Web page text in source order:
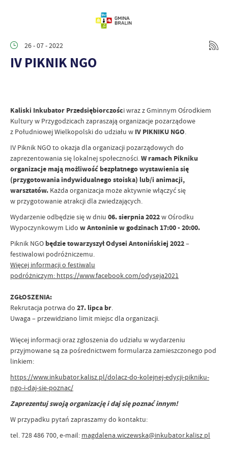
26 - 07 - 2022
IV PIKNIK NGO
Kaliski Inkubator Przedsiębiorczości wraz z Gminnym Ośrodkiem
Kultury w Przygodzicach zapraszają organizacje pozarządowe
z Południowej Wielkopolski do udziału w IV PIKNIKU NGO.
IV Piknik NGO to okazja dla organizacji pozarządowych do
zaprezentowania się lokalnej społeczności.W ramach Pikniku
organizacje mają możliwość bezpłatnego wystawienia się
(przygotowania indywidualnego stoiska) lub/i animacji,
warsztatów. Każda organizacja może aktywnie włączyć się
w przygotowanie atrakcji dla zwiedzających.
Wydarzenie odbędzie się w dniu 06. sierpnia 2022w Ośrodku
Wypoczynkowym Lido w Antoninie w godzinach 17:00 - 20:00.
Piknik NGO będzie towarzyszył Odysei Antonińskiej 2022–
festiwalowi podróżniczemu.
Więcej informacji o festiwalu
podróżniczym: https://www.facebook.com/odyseja2021
ZGŁOSZENIA:
Rekrutacja potrwa do 27. lipca br.
Uwaga – przewidziano limit miejsc dla organizacji.
Więcej informacji oraz zgłoszenia do udziału w wydarzeniu
przyjmowane są za pośrednictwem formularza zamieszczonego pod
linkiem:
https://www.inkubator.kalisz.pl/dolacz-do-kolejnej-edycji-pikniku-
ngo-i-daj-sie-poznac/
Zaprezentuj swoją organizację i daj się poznać innym!
W przypadku pytań zapraszamy do kontaktu:
tel. 728 486 700, e-mail: magdalena.wiczewska@inkubator.kalisz.pl